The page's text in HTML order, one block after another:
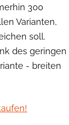
300
Varianten,
soll.
des geringen
- breiten